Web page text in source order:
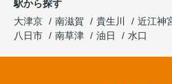
駅から探す
大津京
南滋賀 貴生川 近江神
八日市
南草津 油日 水口